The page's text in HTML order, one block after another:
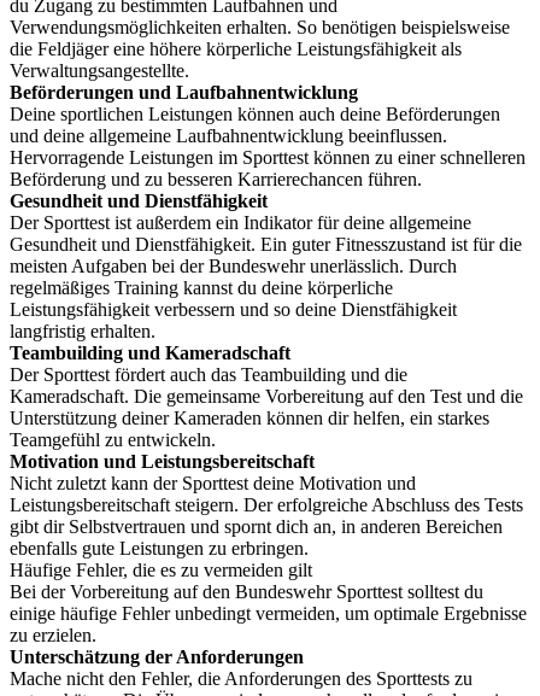
du Zugang zu bestimmten Laufbahnen und
Verwendungsmöglichkeiten erhalten. So benötigen beispielsweise
die Feldjäger eine höhere körperliche Leistungsfähigkeit als
Verwaltungsangestellte.
Beförderungen und Laufbahnentwicklung
Deine sportlichen Leistungen können auch deine Beförderungen
und deine allgemeine Laufbahnentwicklung beeinflussen.
Hervorragende Leistungen im Sporttest können zu einer schnelleren
Beförderung und zu besseren Karrierechancen führen.
Gesundheit und Dienstfähigkeit
Der Sporttest ist außerdem ein Indikator für deine allgemeine
Gesundheit und Dienstfähigkeit. Ein guter Fitnesszustand ist für die
meisten Aufgaben bei der Bundeswehr unerlässlich. Durch
regelmäßiges Training kannst du deine körperliche
Leistungsfähigkeit verbessern und so deine Dienstfähigkeit
langfristig erhalten.
Teambuilding und Kameradschaft
Der Sporttest fördert auch das Teambuilding und die
Kameradschaft. Die gemeinsame Vorbereitung auf den Test und die
Unterstützung deiner Kameraden können dir helfen, ein starkes
Teamgefühl zu entwickeln.
Motivation und Leistungsbereitschaft
Nicht zuletzt kann der Sporttest deine Motivation und
Leistungsbereitschaft steigern. Der erfolgreiche Abschluss des Tests
gibt dir Selbstvertrauen und spornt dich an, in anderen Bereichen
ebenfalls gute Leistungen zu erbringen.
Häufige Fehler, die es zu vermeiden gilt
Bei der Vorbereitung auf den Bundeswehr Sporttest solltest du
einige häufige Fehler unbedingt vermeiden, um optimale Ergebnisse
zu erzielen.
Unterschätzung der Anforderungen
Mache nicht den Fehler, die Anforderungen des Sporttests zu